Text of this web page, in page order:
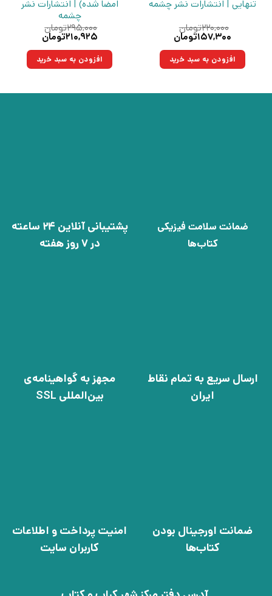
تنهایی | انتشارات نشر چشمه
۲۲۰,۰۰۰تومان
قیمت
۲۲۰,۰۰۰تومان
بود.
۱۵۷,۳۰۰تومان
۱۵۷,۳۰۰تومان.افزودن به سبد خرید
امضا شده) | انتشارات نشر
چشمه
۲۹۵,۰۰۰تومان
قیمت
۲۹۵,۰۰۰تومان
بود.
۲۱۰,۹۲۵تومان
۲۱۰,۹۲۵تومان.افزودن به سبد خرید
ضمانت سلامت فیزیکی
کتاب‌ها
پشتیبانی آنلاین 24 ساعته
در 7 روز هفته
ارسال سریع به تمام نقاط
ایران
مجهز به گواهینامه‌ی
بین‌المللی SSL
ضمانت اورجینال بودن
کتاب‌ها
امنیت پرداخت و اطلاعات
کاربران سایت